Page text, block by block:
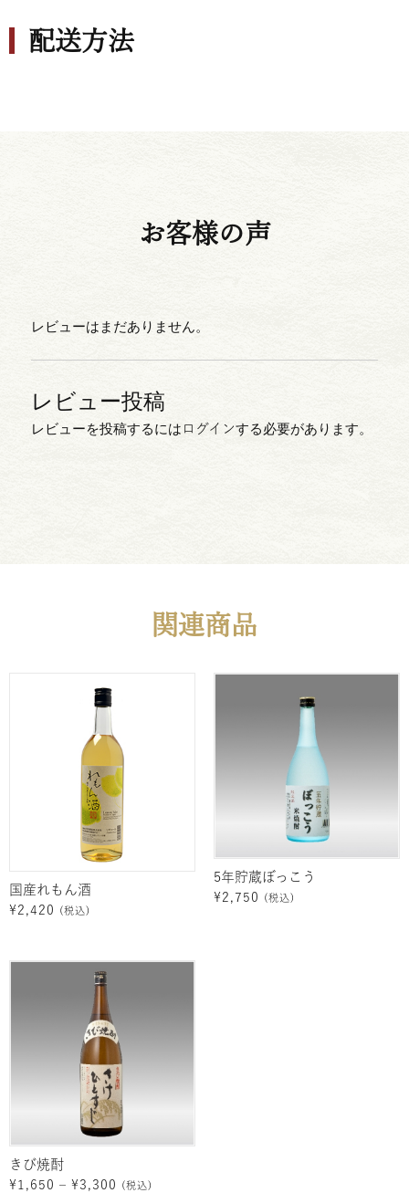
配送方法
お客様の声
レビューはまだありません。
レビューを投稿するには ログインする必要があります。
関連商品
国産れもん酒
¥ 2,420 (税込)
5年貯蔵ぼっこう
¥2,750 (税込)
きび焼酎
¥ 1,650 – ¥ 3,300
価
¥3,300
(税込)